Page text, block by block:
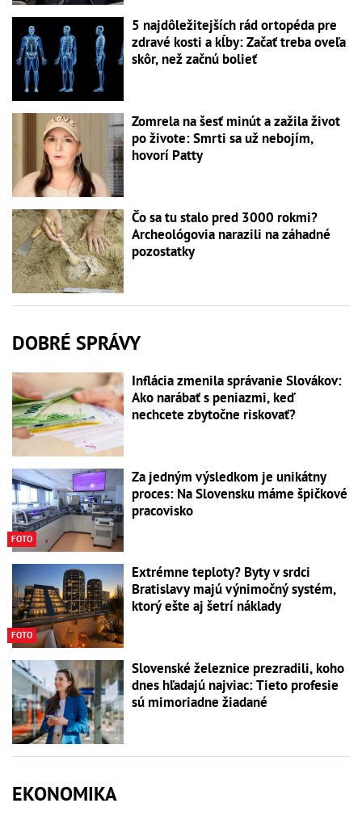
5 najdôležitejších rád ortopéda pre
zdravé kosti a kĺby: Začať treba oveľa
skôr, než začnú bolieť
Zomrela na šesť minút a zažila život
po živote: Smrti sa už nebojím,
hovorí Patty
Čo sa tu stalo pred 3000 rokmi?
Archeológovia narazili na záhadné
pozostatky
DOBRÉ SPRÁVY
Inflácia zmenila správanie Slovákov:
Ako narábať s peniazmi, keď
nechcete zbytočne riskovať?
FOTO
Za jedným výsledkom je unikátny
proces: Na Slovensku máme špičkové
pracovisko
FOTO
Extrémne teploty? Byty v srdci
Bratislavy majú výnimočný systém,
ktorý ešte aj šetrí náklady
Slovenské železnice prezradili, koho
dnes hľadajú najviac: Tieto profesie
sú mimoriadne žiadané
EKONOMIKA